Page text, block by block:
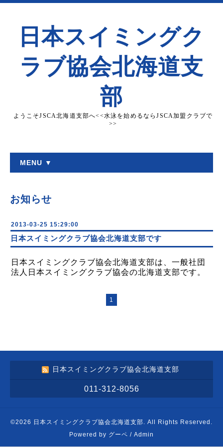
日本スイミングク
ラブ協会北海道支
部
ようこそJSCA北海道支部へ<<水泳を始めるならJSCA加盟クラブで
>>
MENU ▼
お知らせ
2013-03-25 15:29:00
日本スイミングクラブ協会北海道支部です
日本スイミングクラブ協会北海道支部は、一般社団
法人日本スイミングクラブ協会の北海道支部です。
1
日本スイミングクラブ協会北海道支部
011-312-8056
©2026 日本スイミングクラブ協会北海道支部. All Rights Reserved.
Powered by グーペ / Admin